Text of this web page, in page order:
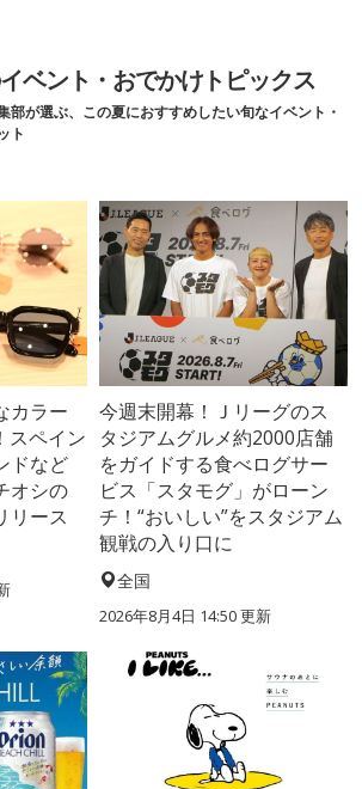
ベント・おでかけトピックス
部が選ぶ、この夏におすすめしたい旬なイベント・
ト
カラー
スペイン
ドなど
オシの
リース
今週末開幕！Ｊリーグのス
タジアムグルメ約2000店舗
をガイドする食べログサー
ビス「スタモグ」がローン
チ！“おいしい”をスタジアム
観戦の入り口に
全国
2026年8月4日 14:50更新